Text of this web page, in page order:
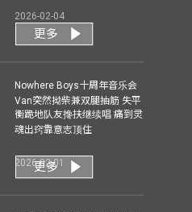
2026-02-04
更多
Nowhere Boys十周年音乐会
Van突然拗柴兼双腿抽筋 失平
衡跪地队友搀扶继续唱 痛到灵
魂出窍靠意志顶住
2026-02-01
更多